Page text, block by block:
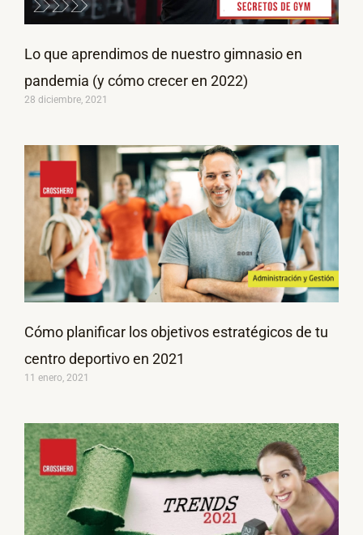
Lo que aprendimos de nuestro gimnasio en
pandemia (y cómo crecer en 2022)
28 diciembre, 2021
Cómo planificar los objetivos estratégicos de tu
centro deportivo en 2021
11 enero, 2021